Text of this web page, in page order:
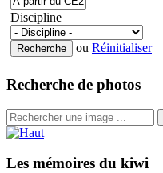
Discipline
ou Réinitialiser
Recherche de photos
Les mémoires du kiwi